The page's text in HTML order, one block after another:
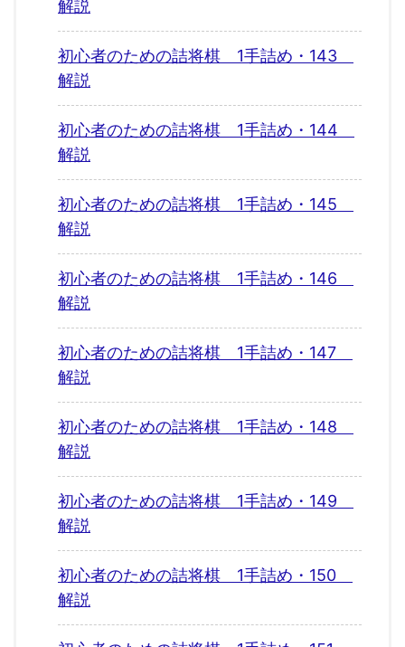
解説
初心者のための詰将棋 1手詰め・143
解説
初心者のための詰将棋 1手詰め・144
解説
初心者のための詰将棋 1手詰め・145
解説
初心者のための詰将棋 1手詰め・146
解説
初心者のための詰将棋 1手詰め・147
解説
初心者のための詰将棋 1手詰め・148
解説
初心者のための詰将棋 1手詰め・149
解説
初心者のための詰将棋 1手詰め・150
解説